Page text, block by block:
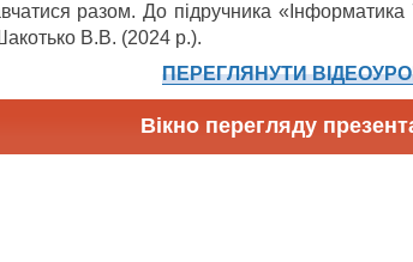
разом. До підручника
В.В. (2024 р.).
ПЕРЕГЛЯНУТИ
Вікно перегляду